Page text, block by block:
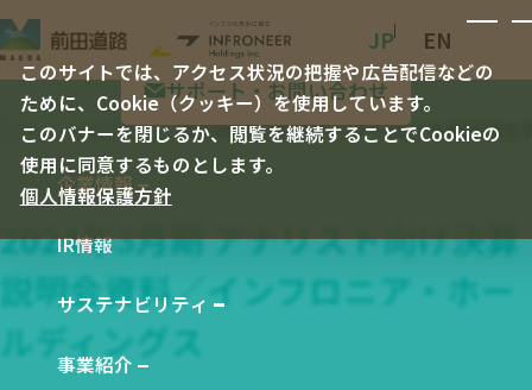
JP EN
サポート・お問い合わせ
企業情報
企業情報 TOP
社長メッセージ
会社概要
会社沿革
IR情報
サステナビリティ
サステナビリティ TOP
E 環境
事業紹介
このサイトでは、アクセス状況の把握や広告配信などの
ために、Cookie（クッキー）を使用しています。
このバナーを閉じるか、閲覧を継続することでCookieの
使用に同意するものとします。
個人情報保護方針
TOP 新着情報 2024年3月期 アナリスト向け決算説明
2024年3月期 アナリスト向け決算
説明会資料／インフロニア・ホー
ルディングス